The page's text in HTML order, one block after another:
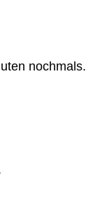
nochmals.